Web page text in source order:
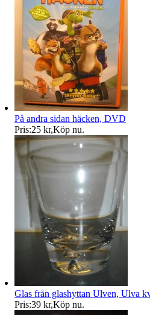
På andra sidan häcken, DVD
Pris:25 kr,Köp nu.
Glas från glashyttan Ulven, Ulva
Pris:39 kr,Köp nu.